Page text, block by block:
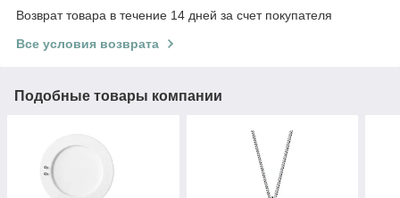
Возврат товара в течение 14 дней за счет покупателя
Все условия возврата
Подобные товары компании